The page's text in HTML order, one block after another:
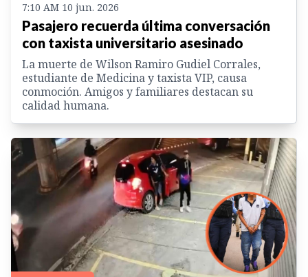
7:10 AM 10 jun. 2026
Pasajero recuerda última conversación
con taxista universitario asesinado
La muerte de Wilson Ramiro Gudiel Corrales,
estudiante de Medicina y taxista VIP, causa
conmoción. Amigos y familiares destacan su
calidad humana.